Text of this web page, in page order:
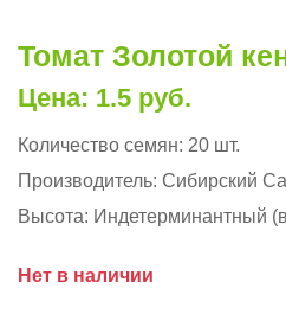
Томат Золотой
Цена: 1.5 руб.
Количество семян: 20 шт.
Производитель: Сибирский
Высота: Индетерминантный
Нет в наличии